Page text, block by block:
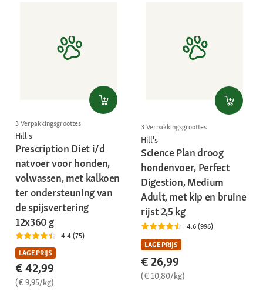
3 Verpakkingsgroottes
Hill's
Prescription Diet i/d
natvoer voor honden,
volwassen, met kalkoen
ter ondersteuning van
de spijsvertering
12x360 g
4.4 (75)
LAGE PRIJS
€ 42,99
(€ 9,95/kg)
3 Verpakkingsgroottes
Hill's
Science Plan droog
hondenvoer, Perfect
Digestion, Medium
Adult, met kip en bruine
rijst 2,5 kg
4.6 (996)
LAGE PRIJS
€ 26,99
(€ 10,80/kg)